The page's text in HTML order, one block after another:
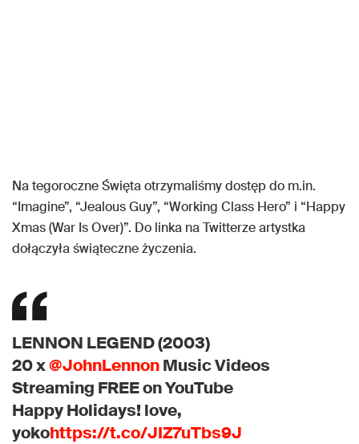
Na tegoroczne Święta otrzymaliśmy dostęp do m.in.
“Imagine”, “Jealous Guy”, “Working Class Hero” i “Happy
Xmas (War Is Over)”. Do linka na Twitterze artystka
dołączyła świąteczne życzenia.
LENNON LEGEND (2003)
20 x@JohnLennonMusic Videos
Streaming FREE on YouTube
Happy Holidays! love,
yokohttps://t.co/JIZ7uTbs9J